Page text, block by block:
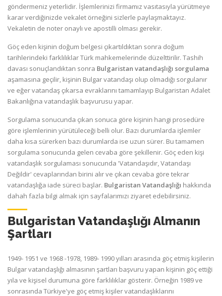
göndermeniz yeterlidir. İşlemlerinizi firmamız vasıtasıyla yürütmeye
karar verdiğinizde vekalet örneğini sizlerle paylaşmaktayız.
Vekaletin de noter onaylı ve apostilli olması gerekir.
Göç eden kişinin doğum belgesi çıkartıldıktan sonra doğum
tarihlerindeki farklılıklar Türk mahkemelerinde düzelttirilir. Tashih
davası sonuçlandıktan sonra Bulgaristan vatandaşlığı sorgulama
aşamasına geçilir, kişinin Bulgar vatandaşı olup olmadığı sorgulanır
ve eğer vatandaş çıkarsa evraklarını tamamlayıp Bulgaristan Adalet
Bakanlığına vatandaşlık başvurusu yapar.
Sorgulama sonucunda çıkan sonuca göre kişinin hangi prosedüre
göre işlemlerinin yürütüleceği belli olur. Bazı durumlarda işlemler
daha kısa sürerken bazı durumlarda ise uzun sürer. Bu tamamen
sorgulama sonucunda gelen cevaba göre şekillenir. Göç eden kişi
vatandaşlık sorgulaması sonucunda 'Vatandaşıdır, Vatandaşı
Değildir' cevaplarından birini alır ve çıkan cevaba göre tekrar
vatandaşlığa iade süreci başlar. Bulgaristan Vatandaşlığı hakkında
dahah fazla bilgi almak için sayfalarımızı ziyaret edebilirsiniz.
Bulgaristan Vatandaşlığı Almanın
Şartları
1949- 1951 ve 1968 -1978, 1989- 1990 yılları arasında göç etmiş kişilerin
Bulgar vatandaşlığı almasının şartları başvuru yapan kişinin göç ettiği
yıla ve kişisel durumuna göre farklılıklar gösterir. Örneğin 1989 ve
sonrasında Türkiye'ye göç etmiş kişiler vatandaşlıklarını